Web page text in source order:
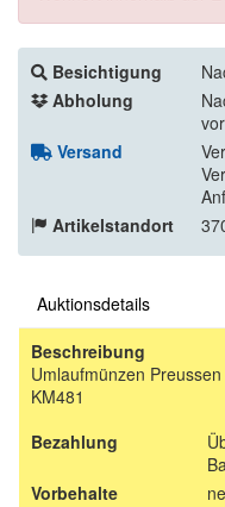
Besichtigung
Abholung
Versand
Artikelstandort
Auktionsdetails
Beschreibung
Umlaufmünzen
KM481
Bezahlung
Vorbehalte